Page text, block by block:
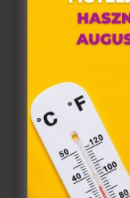
tárolnak webes
hozzájárulása
A „sütiket" az
törvény, az
információs
egyes kérdéseiről
az Európai Unió
Azon
belül működnek, a
felhasználó
tárolásához a